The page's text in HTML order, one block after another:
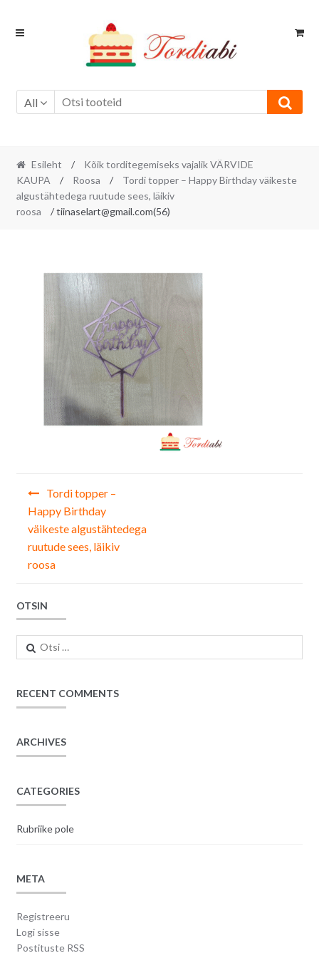
Skip
Skip
All
Esileht /
Kõik torditegemiseks vajalik VÄRVIDE
KAUPA
/ Roosa /
Tordi topper – Happy Birthday väikeste
algustähtedega ruutude sees, läikiv
roosa
/ tiinaselart@gmail.com(56)
Navigeerimine
Tordi topper –
Happy Birthday
väikeste algustähtedega
ruutude sees, läikiv
roosa
OTSIN
Otsi:
RECENT COMMENTS
ARCHIVES
CATEGORIES
Rubriike pole
META
Registreeru
Logi sisse
Postituste RSS